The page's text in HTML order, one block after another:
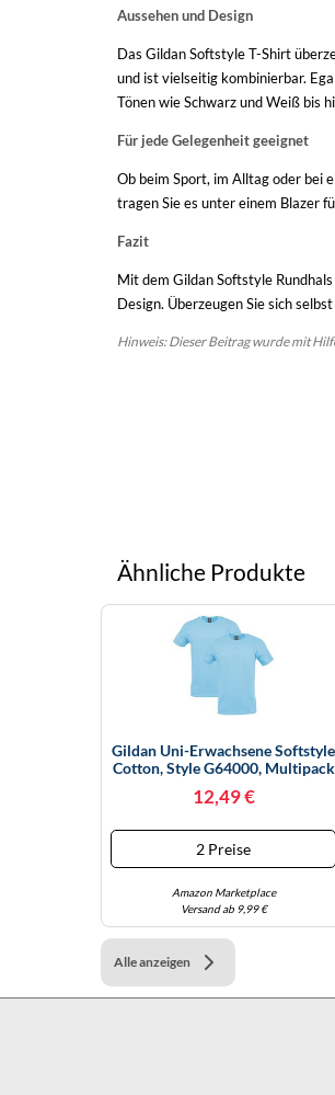
Aussehen und Design
Das Gildan Softstyle T-Shirt
und ist vielseitig kombinierbar.
Tönen wie Schwarz und Weiß bis
Für jede Gelegenheit geeignet
Ob beim Sport, im Alltag oder bei
tragen Sie es unter einem Blazer
Fazit
Mit dem Gildan Softstyle
Design. Überzeugen Sie sich
Hinweis: Dieser Beitrag wurde mit
Ähnliche Produkte
Gildan Uni-Erwachsene Softstyle
Cotton, Style G64000, Multipack
Klein
12,49 €
2 Preise
Amazon Marketplace
Versand ab 9,99 €
Alle anzeigen